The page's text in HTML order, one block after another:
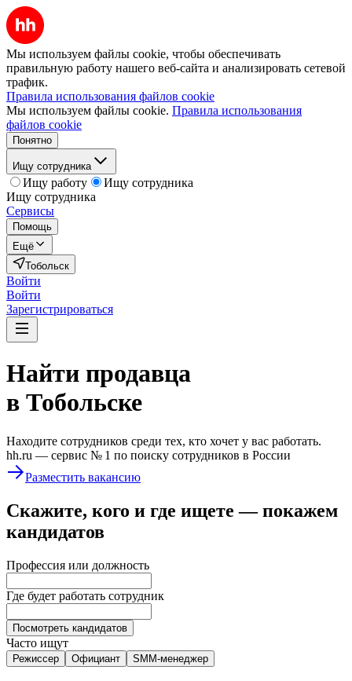
Мы используем файлы cookie, чтобы обеспечивать
правильную работу нашего веб-сайта и анализировать сетевой
трафик.
Правила использования файлов cookie
Мы используем файлы cookie. Правила использования
файлов cookie
Понятно
Ищу сотрудника
Ищу работу
Ищу сотрудника
Ищу сотрудника
Сервисы
Помощь
Ещё
Тобольск
Войти
Войти
Зарегистрироваться
Найти продавца
в Тобольске
Находите сотрудников среди тех, кто хочет у вас работать.
hh.ru — сервис № 1 по поиску сотрудников в России
Разместить вакансию
Скажите, кого и где ищете — покажем
кандидатов
Профессия или должность
Где будет работать сотрудник
Посмотреть кандидатов
Часто ищут
Режиссер Официант SMM-менеджер